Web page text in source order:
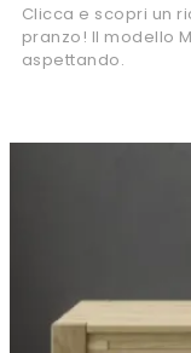
Clicca e scopri un
pranzo! Il modello
aspettando.